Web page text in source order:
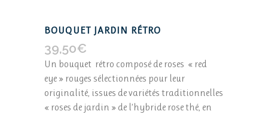
BOUQUET JARDIN RÉTRO
39,50€
Un bouquet rétro composé de roses « red
eye » rouges sélectionnées pour leur
originalité, issues de variétés traditionnelles
« roses de jardin » de l’hybride rose thé, en